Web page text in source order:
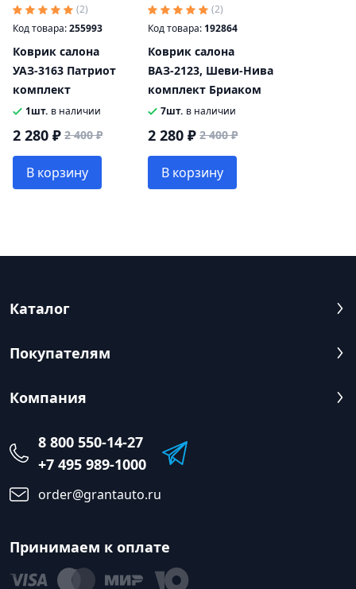
(2)
Код товара:255993
Коврик салона
УАЗ-3163 Патриот
комплект
1шт. в наличии
2 280 ₽ 2 400 ₽
В корзину
(2)
Код товара: 192864
Коврик салона
ВАЗ-2123, Шеви-Нива
комплект Бриаком
7шт. в наличии
2 280 ₽ 2 400 ₽
В корзину
Каталог
Покупателям
Компания
8 800 550-14-27
+7 495 989-1000
order@grantauto.ru
Принимаем к оплате